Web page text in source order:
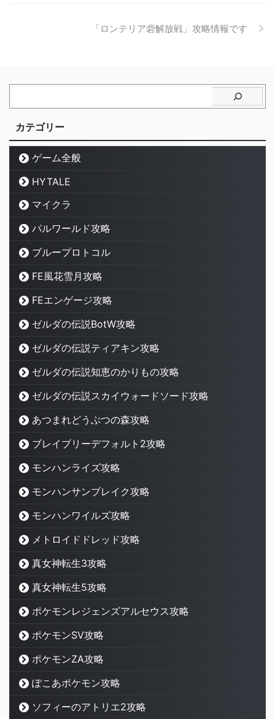
「ロンテリア砦解放戦」攻略情報です
カテゴリー
ゲーム全般
HYTALE
マイクラ
パルワールド攻略
ブループロトコル
FE風花雪月攻略
FEエンゲージ攻略
ゼルダの伝説BotW攻略
ゼルダの伝説ティアキン攻略
ゼルダの伝説知恵のかりもの攻略
ゼルダの伝説スカイウォードソード攻略
あつまれどうぶつの森攻略
ブレイブリーデフォルト2攻略
モンハンライズ攻略
モンハンサンブレイク攻略
モンハンワイルズ攻略
メトロイドドレッド攻略
真女神転生3攻略
真女神転生5攻略
ポケモンレジェンズアルセウス攻略
ポケモンSV攻略
ポケモンZA攻略
ぽこあポケモン攻略
ソフィーのアトリエ2攻略